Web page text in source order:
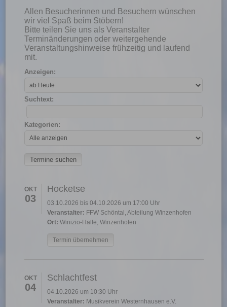
Allen Besucherinnen und Besuchern wünschen
wir viel Spaß beim Stöbern!
Bitte teilen Sie uns als Veranstalter
Terminänderungen oder weitergehende
Veranstaltungshinweise frühzeitig und laufend
mit.
Anzeigen:
Suchtext:
Kategorien:
OKT
03
Hocketse
03.10.2026 bis 04.10.2026 um 17:00 Uhr
Veranstalter: FFW Schöntal, Abteilung Winzenhofen
Ort: Winizio-Halle, Winzenhofen
Termin übernehmen
OKT
04
Schlachtfest
04.10.2026 um 10:30 Uhr
Veranstalter: Musikverein Westernhausen e.V.